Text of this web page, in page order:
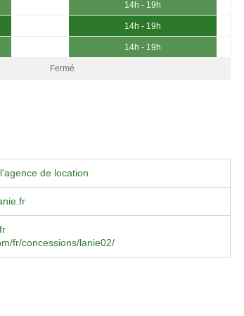
14h - 19h
14h - 19h
14h - 19h
Fermé
de location
fr/concessions/lanie02/